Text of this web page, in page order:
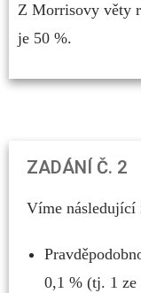
Z Morrisovy věty
je 50 %.
ZADÁNÍ Č. 2
Víme následující
0,1 % (tj. 1